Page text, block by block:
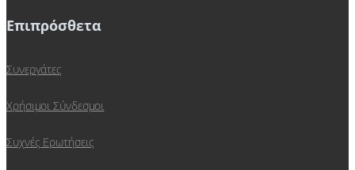
Επιπρόσθετα
Συνεργάτες
Χρήσιμοι Σύνδεσμοι
Συχνές Ερωτήσεις